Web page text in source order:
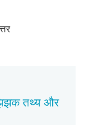
तथ्यऔर